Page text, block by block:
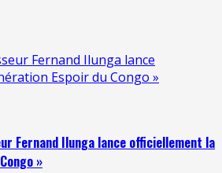
Fernand Ilunga lance
Espoir du Congo »
Fernand Ilunga lance officiellement la
»